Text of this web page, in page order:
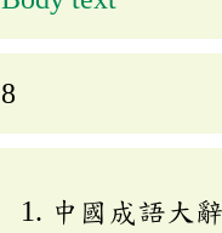
8
中國成語大